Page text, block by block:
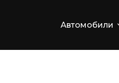
Автомобили